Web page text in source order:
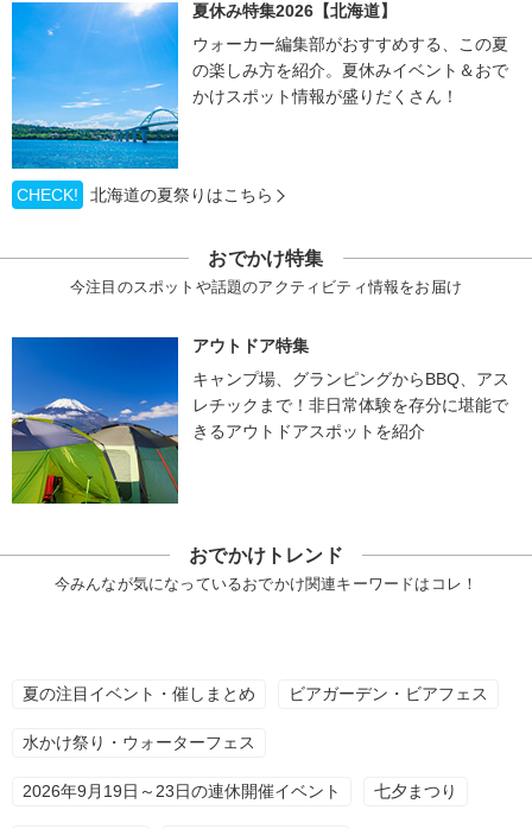
夏休み特集2026【北海道】
ウォーカー編集部がおすすめする、この夏
の楽しみ方を紹介。夏休みイベント＆おで
かけスポット情報が盛りだくさん！
CHECK! 北海道の夏祭りはこちら
おでかけ特集
今注目のスポットや話題のアクティビティ情報をお届け
アウトドア特集
キャンプ場、グランピングからBBQ、アス
レチックまで！非日常体験を存分に堪能で
きるアウトドアスポットを紹介
おでかけトレンド
今みんなが気になっているおでかけ関連キーワードはコレ！
夏の注目イベント・催しまとめ ビアガーデン・ビアフェス
水かけ祭り・ウォーターフェス
2026年9月19日～23日の連休開催イベント 七夕まつり